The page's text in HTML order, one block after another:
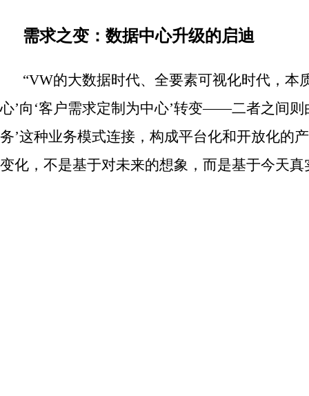
需求之变：数据中心升级的启迪
“VW的大数据时代、全要素可视化时代，本
心’向‘客户需求定制为中心’转变——二者之间则
务’这种业务模式连接，构成平台化和开放化的
变化，不是基于对未来的想象，而是基于今天